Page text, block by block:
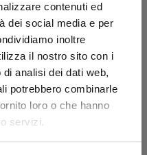
contenuti ed
dei social media e per
inoltre
il nostro sito con i
analisi dei dati web,
potrebbero combinarle
loro o che hanno
servizi.